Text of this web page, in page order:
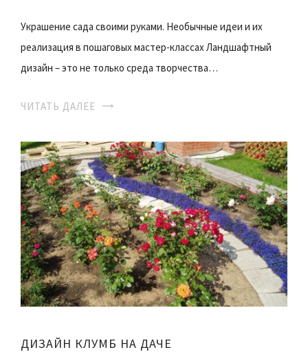
Украшение сада своими руками. Необычные идеи и их
реализация в пошаговых мастер-классах Ландшафтный
дизайн – это не только среда творчества…
ЧИТАТЬ ДАЛЕЕ
ДИЗАЙН КЛУМБ НА ДАЧЕ